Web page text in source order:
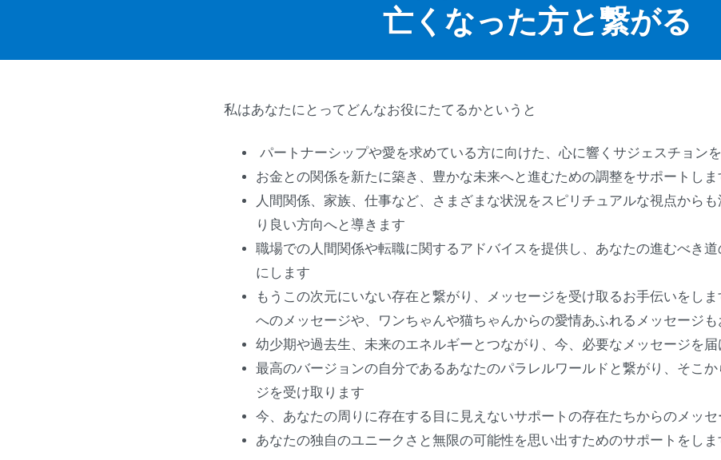
亡くなった方と繋がる
私はあなたにとってどんなお役にたてるかというと
パートナーシップや愛を求めている方に向けた、心に響くサジェスチョン
お金との関係を新たに築き、豊かな未来へと進むための調整をサポートしま
人間関係、家族、仕事など、さまざまな状況をスピリチュアルな視点から
り良い方向へと導きます
職場での人間関係や転職に関するアドバイスを提供し、あなたの進むべき
にします
もうこの次元にいない存在と繋がり、メッセージを受け取るお手伝いをし
へのメッセージや、ワンちゃんや猫ちゃんからの愛情あふれるメッセージ
幼少期や過去生、未来のエネルギーとつながり、今、必要なメッセージを届
最高のバージョンの自分であるあなたのパラレルワールドと繋がり、そこ
ジを受け取ります
今、あなたの周りに存在する目に見えないサポートの存在たちからのメッ
あなたの独自のユニークさと無限の可能性を思い出すためのサポートをしま